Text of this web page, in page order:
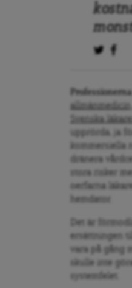
Svenska
upprörda, ja
kommersiella
dränera
stora risker
oerfarna
hemdator.
Det är
ersättningen
vara på gång
skulle inte
systemfelet.